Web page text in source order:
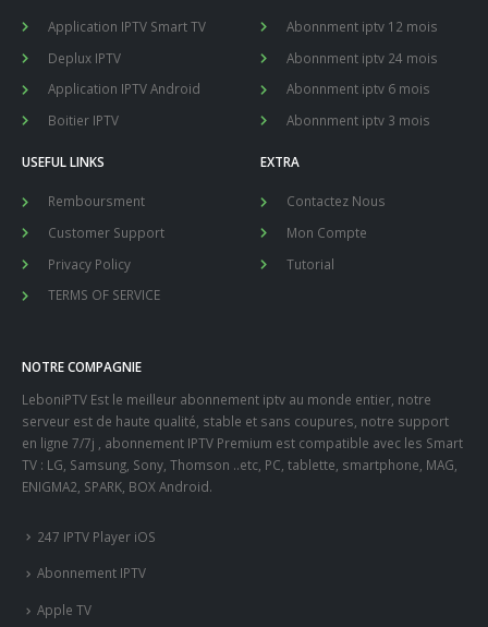
Application IPTV Smart TV
Deplux IPTV
Application IPTV Android
Boitier IPTV
Abonnment iptv 12 mois
Abonnment iptv 24 mois
Abonnment iptv 6 mois
Abonnment iptv 3 mois
USEFUL LINKS
Remboursment
Customer Support
Privacy Policy
TERMS OF SERVICE
EXTRA
Contactez Nous
Mon Compte
Tutorial
NOTRE COMPAGNIE
LeboniPTV Est le meilleur abonnement iptv au monde entier, notre
serveur est de haute qualité, stable et sans coupures, notre support
en ligne 7/7j , abonnement IPTV Premium est compatible avec les Smart
TV : LG, Samsung, Sony, Thomson ..etc, PC, tablette, smartphone, MAG,
ENIGMA2, SPARK, BOX Android.
247 IPTV Player iOS
Abonnement IPTV
Apple TV